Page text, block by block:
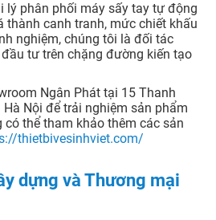
lý phân phối máy sấy tay tự động
thành canh tranh, mức chiết khấu
nghiệm, chúng tôi là đối tác
tư trên chặng đường kiến tạo
Ngân Phát tại 15 Thanh
Nội để trải nghiệm sản phẩm
có thể tham khảo thêm các sản
thietbivesinhviet.com/
dựng và Thương mại